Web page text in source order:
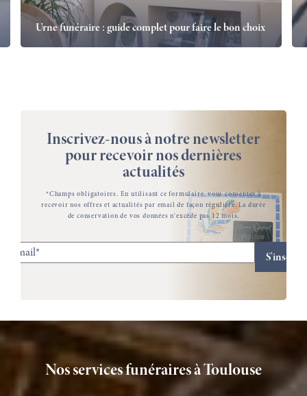
Urne funéraire : guide complet pour faire le bon choix
Inscrivez-nous à notre newsletter
pour recevoir nos dernières
actualités
*Champs obligatoires. En utilisant ce formulaire, vous consentez à
recevoir nos offres et actualités par email de façon régulière. La durée
de conservation de vos données n'excède pas 12 mois.
Nos services funéraires à Toulouse